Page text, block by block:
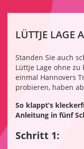
LÜTTJE LAGE
Standen Sie auch
Lüttje Lage ohne zu
einmal Hannovers
probieren, haben
So klappt’s
Anleitung in fünf
Schritt 1: